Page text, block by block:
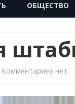
ОБЩЕСТВО
Комментариев кнет